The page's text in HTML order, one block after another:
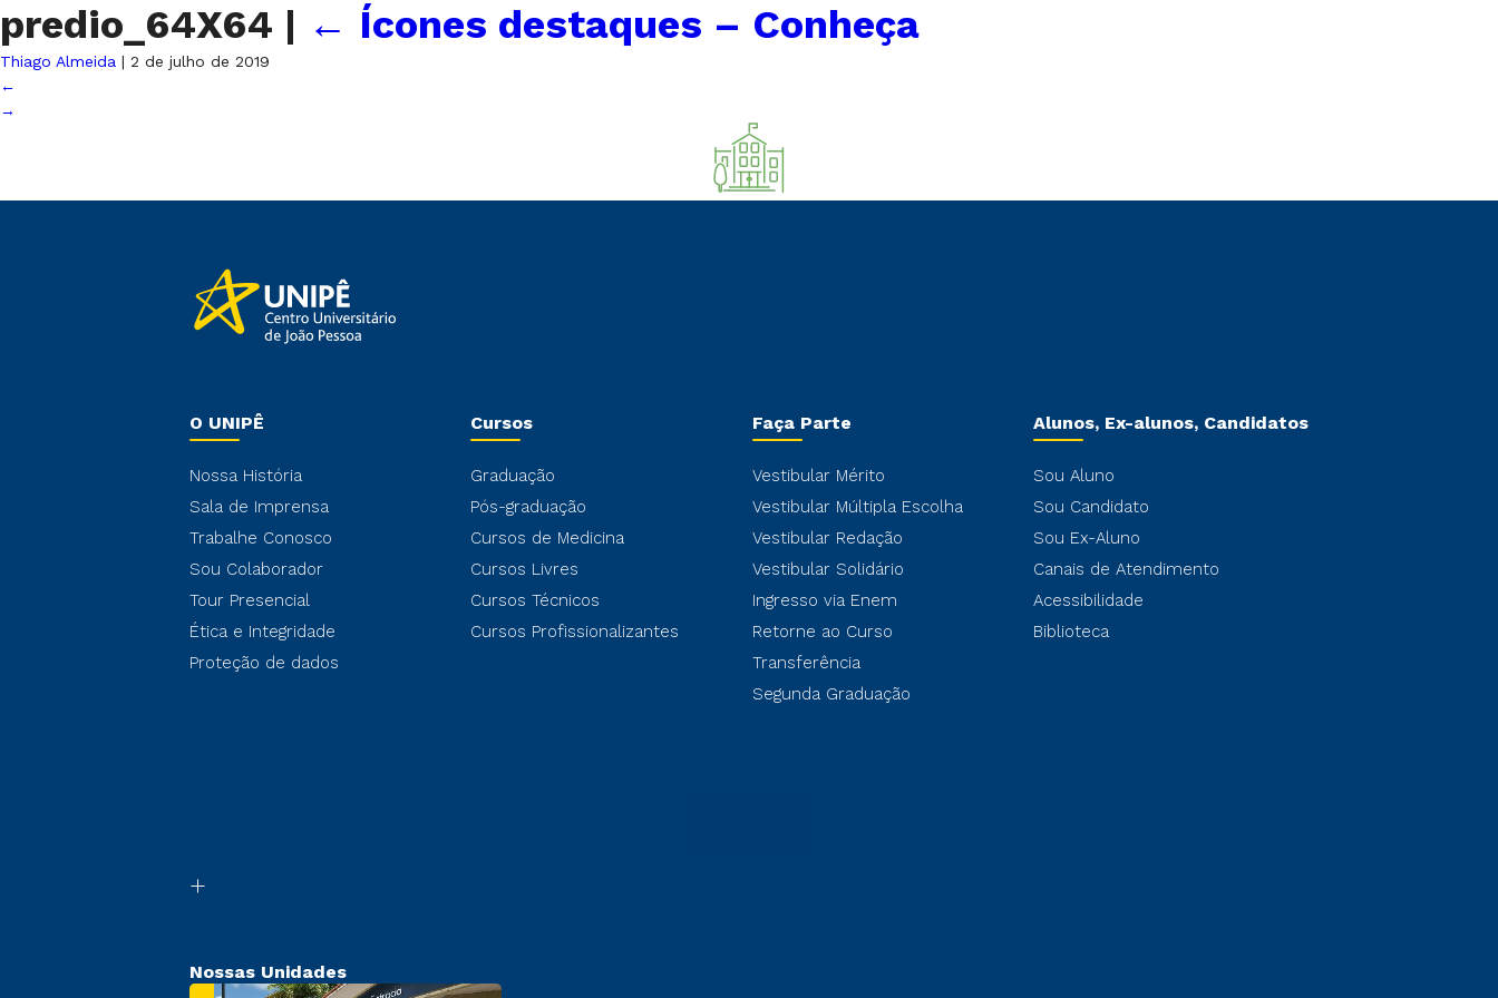
predio_64X64 | ← Ícones destaques – Conheça
Thiago Almeida | 2 de julho de 2019
←
→
O UNIPÊ
Nossa História
Sala de Imprensa
Trabalhe Conosco
Sou Colaborador
Tour Presencial
Ética e Integridade
Proteção de dados
Cursos
Graduação
Pós-graduação
Cursos de Medicina
Cursos Livres
Cursos Técnicos
Cursos Profissionalizantes
Faça Parte
Vestibular Mérito
Vestibular Múltipla Escolha
Vestibular Redação
Vestibular Solidário
Ingresso via Enem
Retorne ao Curso
Transferência
Segunda Graduação
Alunos, Ex-alunos, Candidatos
Sou Aluno
Sou Candidato
Sou Ex-Aluno
Canais de Atendimento
Acessibilidade
Biblioteca
Nossas Unidades